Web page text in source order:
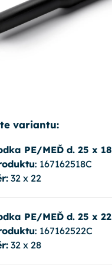
variantu:
PE/MEĎ d. 25 x 18
: 167162518C
32 x 22
PE/MEĎ d. 25 x 22
: 167162522C
32 x 28